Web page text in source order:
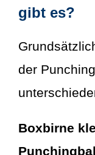
gibt es?
der
Boxbirne